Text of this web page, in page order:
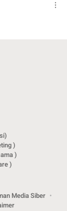
)
)
)
Media Siber